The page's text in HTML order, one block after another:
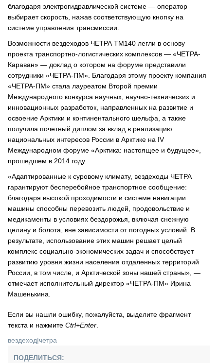
благодаря электрогидравлической системе — оператор
выбирает скорость, нажав соответствующую кнопку на
системе управления трансмиссии.
Возможности вездеходов ЧЕТРА ТМ140 легли в основу
проекта транспортно-логистических комплексов — «ЧЕТРА-
Караван» — доклад о котором на форуме представили
сотрудники «ЧЕТРА-ПМ». Благодаря этому проекту компания
«ЧЕТРА-ПМ» стала лауреатом Второй премии
Международного конкурса научных, научно-технических и
инновационных разработок, направленных на развитие и
освоение Арктики и континентального шельфа, а также
получила почетный диплом за вклад в реализацию
национальных интересов России в Арктике на IV
Международном форуме «Арктика: настоящее и будущее»,
прошедшем в 2014 году.
«Адаптированные к суровому климату, вездеходы ЧЕТРА
гарантируют бесперебойное транспортное сообщение:
благодаря высокой проходимости и системе навигации
машины способны перевозить людей, продовольствие и
медикаменты в условиях бездорожья, включая снежную
целину и болота, вне зависимости от погодных условий. В
результате, использование этих машин решает целый
комплекс социально-экономических задач и способствует
развитию уровня жизни населения отдаленных территорий
России, в том числе, и Арктической зоны нашей страны», —
отмечает исполнительный директор «ЧЕТРА-ПМ» Ирина
Машенькина.
Если вы нашли ошибку, пожалуйста, выделите фрагмент
текста и нажмите Ctrl+Enter
вездеход|четра
ПОДЕЛИТЬСЯ: